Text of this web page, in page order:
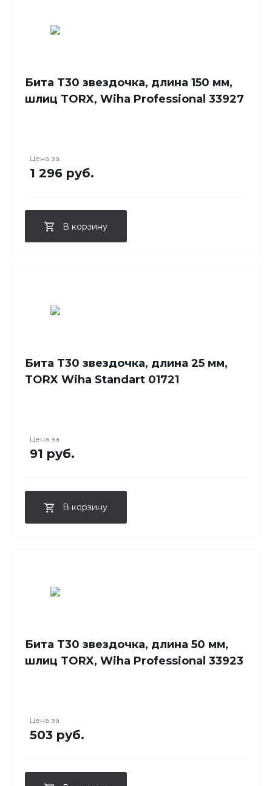
Бита T30 звездочка, длина 150 мм,
шлиц TORX, Wiha Professional 33927
Цена за
1 296 руб.
В корзину
Бита T30 звездочка, длина 25 мм,
TORX Wiha Standart 01721
Цена за
91 руб.
В корзину
Бита T30 звездочка, длина 50 мм,
шлиц TORX, Wiha Professional 33923
Цена за
503 руб.